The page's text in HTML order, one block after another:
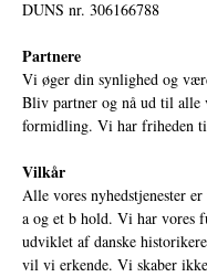
DUNS nr. 306166788
Partnere
Vi øger din synlighed og
Bliv partner og nå ud til alle
formidling. Vi har friheden
Vilkår
Alle vores nyhedstjenester
a og et b hold. Vi har vores
udviklet af danske
vil vi erkende. Vi skaber